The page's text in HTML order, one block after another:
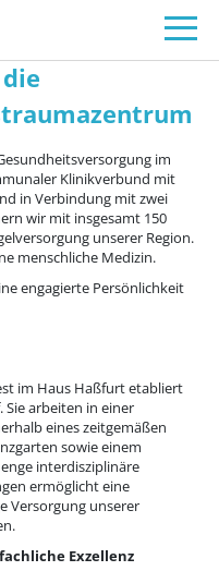
im
Klinikverbund mit
in Verbindung mit zwei
wir mit insgesamt 150
unserer Region.
menschliche Medizin.
engagierte Persönlichkeit
im Haus Haßfurt etabliert
Sie arbeiten in einer
eines zeitgemäßen
sowie einem
interdisziplinäre
ermöglicht eine
Versorgung unserer
Exzellenz